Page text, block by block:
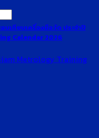
บเทียบเครื่องมือวัด ประจำปี
Calendar 2026
Metrology Training